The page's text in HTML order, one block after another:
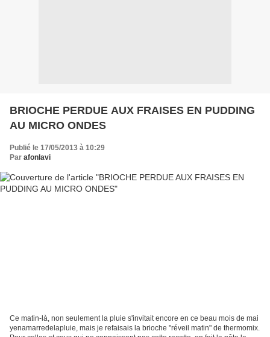
BRIOCHE PERDUE AUX FRAISES EN PUDDING
AU MICRO ONDES
Publié le 17/05/2013 à 10:29
Par afonlavi
Ce matin-là, non seulement la pluie s'invitait encore en ce beau mois de mai
yenamarredelapluie, mais je refaisais la brioche "réveil matin" de thermomix.